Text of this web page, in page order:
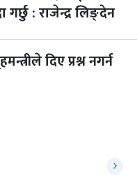
गर्छु : राजेन्द्र लिङ्देन
दिए प्रश्न नगर्न